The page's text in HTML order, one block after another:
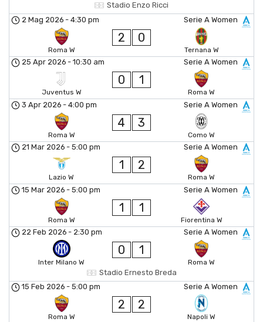
Stadio Enzo Ricci
Serie A Women
2 Mag 2026 - 4:30 pm
Roma W
2 0
Ternana W
Serie A Women
25 Apr 2026 - 10:30 am
Juventus W
0 1
Roma W
Serie A Women
3 Apr 2026 - 4:00 pm
Roma W
4 3
Como W
Serie A Women
21 Mar 2026 - 5:00 pm
Lazio W
1 2
Roma W
Serie A Women
15 Mar 2026 - 5:00 pm
Roma W
1 1
Fiorentina W
Serie A Women
22 Feb 2026 - 2:30 pm
Inter Milano W
0 1
Roma W
Stadio Ernesto Breda
Serie A Women
15 Feb 2026 - 5:00 pm
Roma W
2 2
Napoli W